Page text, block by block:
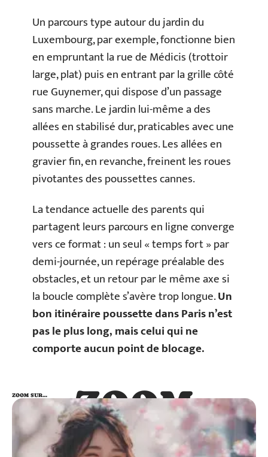
Un parcours type autour du jardin du
Luxembourg, par exemple, fonctionne bien
en empruntant la rue de Médicis (trottoir
large, plat) puis en entrant par la grille côté
rue Guynemer, qui dispose d’un passage
sans marche. Le jardin lui-même a des
allées en stabilisé dur, praticables avec une
poussette à grandes roues. Les allées en
gravier fin, en revanche, freinent les roues
pivotantes des poussettes cannes.
La tendance actuelle des parents qui
partagent leurs parcours en ligne converge
vers ce format : un seul « temps fort » par
demi-journée, un repérage préalable des
obstacles, et un retour par le même axe si
la boucle complète s’avère trop longue.Un
bon itinéraire poussette dans Paris n’est
pas le plus long, mais celui qui ne
comporte aucun point de blocage.
ZOOM
SUR…
ZOOM SUR…